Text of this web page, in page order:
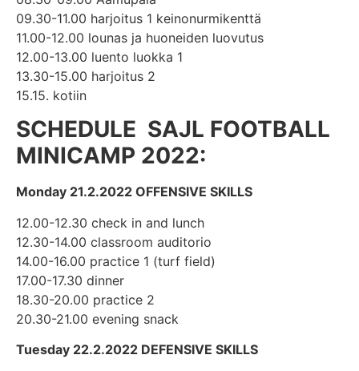
09.30-11.00 harjoitus 1 keinonurmikenttä
11.00-12.00 lounas ja huoneiden luovutus
12.00-13.00 luento luokka 1
13.30-15.00 harjoitus 2
15.15. kotiin
SCHEDULE SAJL FOOTBALL
MINICAMP 2022:
Monday 21.2.2022 OFFENSIVE SKILLS
12.00-12.30 check in and lunch
12.30-14.00 classroom auditorio
14.00-16.00 practice 1 (turf field)
17.00-17.30 dinner
18.30-20.00 practice 2
20.30-21.00 evening snack
Tuesday 22.2.2022 DEFENSIVE SKILLS